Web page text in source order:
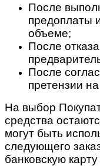
После
предоплаты
объеме;
После
После
претензии
На выбор
средства
могут быть
следующего
банковскую